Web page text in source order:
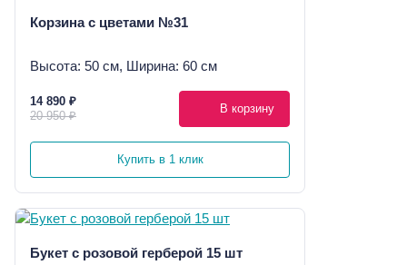
Корзина с цветами №31
Высота: 50 см, Ширина: 60 см
14 890 ₽
20 950 ₽
В корзину
Купить в 1 клик
Букет с розовой герберой 15 шт